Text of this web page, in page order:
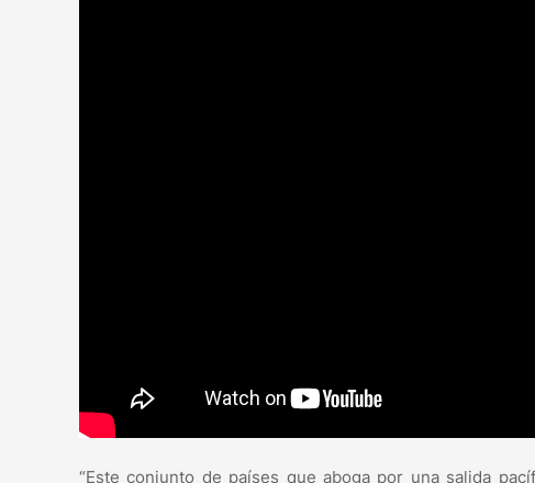
“Este conjunto de países que aboga por una salida